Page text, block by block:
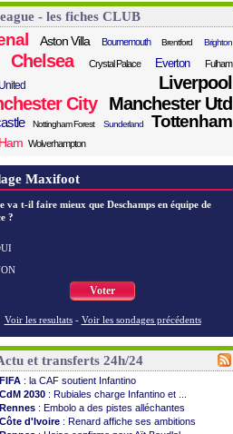
- les fiches CLUB
Aston Villa Bournemouth Brentford Brighton
Chelsea Crystal Palace Everton Fulham
Liverpool
City
Manchester Utd
Nottingham Forest Sunderland Tottenham
Wolverhampton
Maxifoot
va t-il faire mieux que Deschamps en équipe de
?
Voter
Voir les resultats - Voir les sondages précédents
et transferts 24h/24
FIFA : la CAF soutient Infantino
CdM 2030 : Rubiales charge Infantino et ...
Rennes : Embolo a des pistes alléchantes
Côte d'Ivoire : Renard affiche ses ambitions